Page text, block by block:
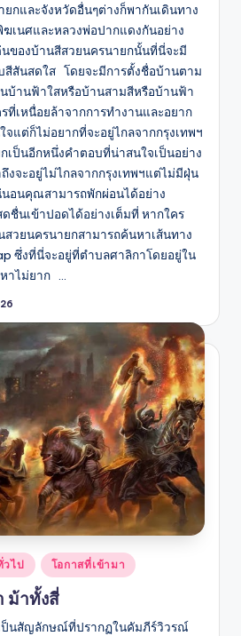
กและจังหวัดอื่นๆต่างก็พากันเดินทาง
เนศและหลวงพ่อปากแดงกันอย่าง
องบ้านสีสวยนครนายกนั้นที่นี่จะมี
สีสันสดใส โดยจะมีการตั้งชื่อบ้านตาม
บ้านฟ้าใสหรือบ้านสามสีหรือบ้านฟ้า
เหนื่อยล้าจากการทำงานและอยาก
แต่ก็ไม่อยากที่จะอยู่ไกลจากกรุงเทพฯ
เป็นอีกหนึ่งคำตอบที่น่าสนใจเป็นอย่าง
งจะอยู่ไม่ไกลจากกรุงเทพฯแต่ไม่มีฝุ่น
นอนคุณสามารถพักผ่อนได้อย่าง
ชื่นเข้าปอดได้อย่างเต็มที่ หากใคร
วยนครนายกสามารถค้นหาเส้นทาง
ซึ่งที่นี่จะอยู่ที่ตำบลศาลิกาโดยอยู่ใน
าไม่ยาก …
วไป โอกาสที่เข้ามา
ม้าทั้งสี่
ป็นสัญลักษณ์ที่ปรากฏในคัมภีร์วิวรณ์